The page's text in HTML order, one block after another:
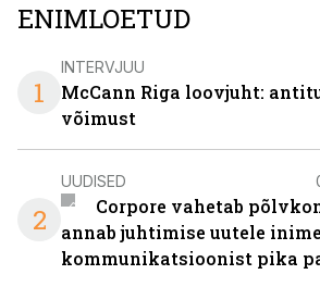
ENIMLOETUD
1
INTERVJUU
McCann Riga loovjuht:
võimust
2
UUDISED
Corpore vahetab
annab juhtimise uutele
kommunikatsioonist pika